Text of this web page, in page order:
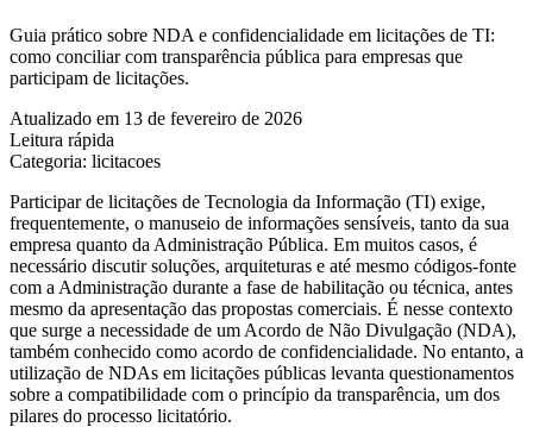
Guia prático sobre NDA e confidencialidade em licitações de TI:
como conciliar com transparência pública para empresas que
participam de licitações.
Atualizado em 13 de fevereiro de 2026
Leitura rápida
Categoria: licitacoes
Participar de licitações de Tecnologia da Informação (TI) exige,
frequentemente, o manuseio de informações sensíveis, tanto da sua
empresa quanto da Administração Pública. Em muitos casos, é
necessário discutir soluções, arquiteturas e até mesmo códigos-fonte
com a Administração durante a fase de habilitação ou técnica, antes
mesmo da apresentação das propostas comerciais. É nesse contexto
que surge a necessidade de um Acordo de Não Divulgação (NDA),
também conhecido como acordo de confidencialidade. No entanto, a
utilização de NDAs em licitações públicas levanta questionamentos
sobre a compatibilidade com o princípio da transparência, um dos
pilares do processo licitatório.